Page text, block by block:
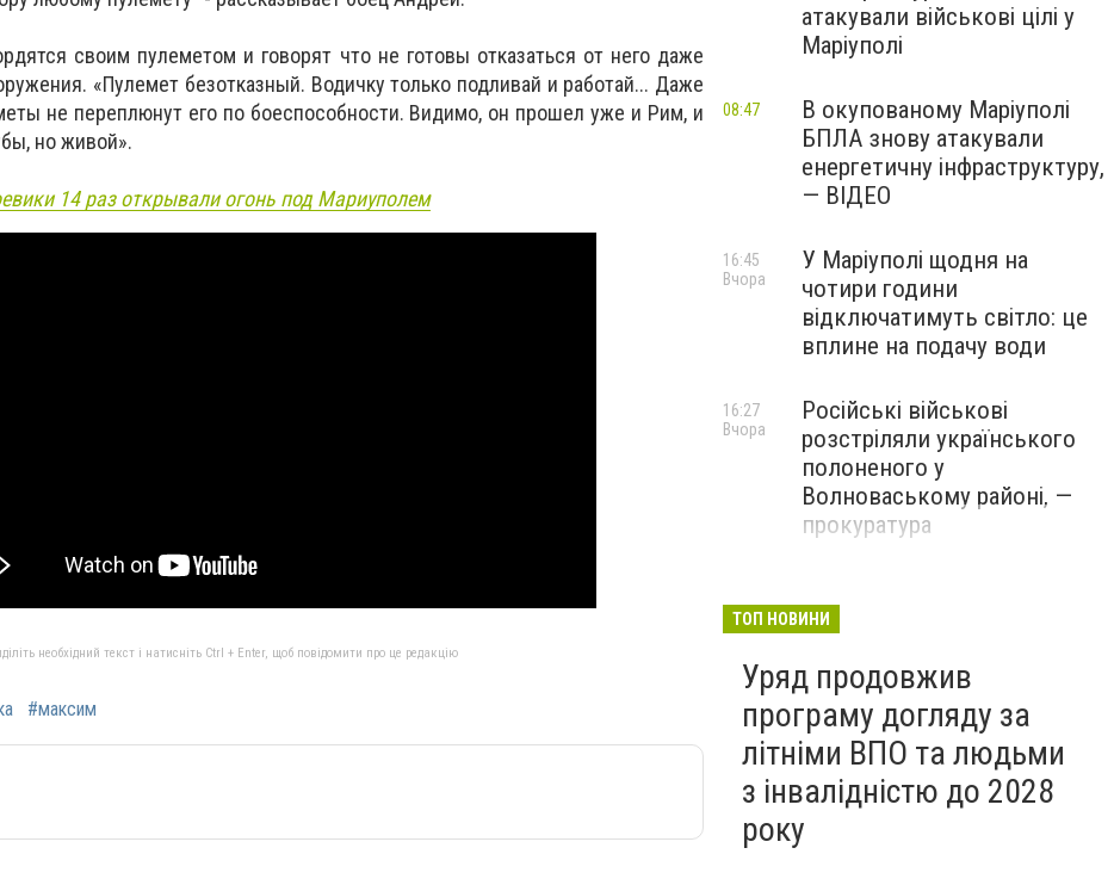
своим пулеметом и говорят что не готовы отказаться от него даже
«Пулемет безотказный. Водичку только подливай и работай... Даже
не переплюнут его по боеспособности. Видимо, он прошел уже и Рим, и
но живой».
14 раз открывали огонь под Мариуполем
необхідний текст і натисніть Ctrl + Enter, щоб повідомити про це редакцію
#максим
атакували військові цілі у
Маріуполі
В окупованому Маріуполі
БПЛА знову атакували
енергетичну інфраструктуру,
— ВІДЕО
08:47
У Маріуполі щодня на
чотири години
відключатимуть світло: це
вплине на подачу води
16:45
Вчора
Російські військові
розстріляли українського
полоненого у
Волноваському районі, —
прокуратура
16:27
Вчора
адміністрація оскаржує
судами право власності на
житло
Вчора
ТОП НОВИНИ
Уряд продовжив
програму догляду за
літніми ВПО та людьми
з інвалідністю до 2028
року